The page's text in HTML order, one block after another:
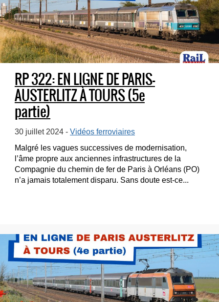
RP 322: EN LIGNE DE PARIS-
AUSTERLITZ À TOURS (5e
partie)
30 juillet 2024 - Vidéos ferroviaires
Malgré les vagues successives de modernisation,
l’âme propre aux anciennes infrastructures de la
Compagnie du chemin de fer de Paris à Orléans (PO)
n’a jamais totalement disparu. Sans doute est-ce...